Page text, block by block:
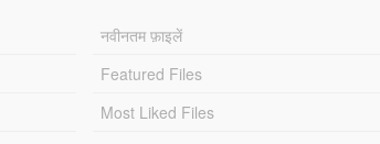
नवीनतम फ़ाइलें
Featured Files
Most Liked Files